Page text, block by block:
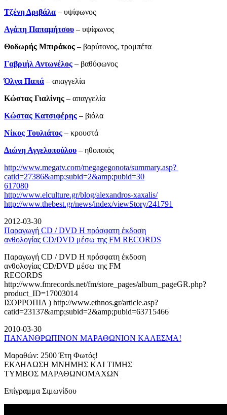
Τζένη Δριβάλα – υψίφωνος
Αγάπη Παπαμήτσου – υψίφωνος
Θοδωρής Μπιράκος – βαρύτονος, τρομπέτα
Γαβριήλ Αντωνέλος – βαθύφωνος
Όλγα Παπά – απαγγελία
Κώστας Γιαλίνης ­– απαγγελία
Κώστας Κατσιφέρης – βιόλα
Νίκος Τουλιάτος – κρουστά
Διώνη Αγγελοπούλου – ηθοποιός
http://www.megatv.com/megagegonota/summary.asp?
catid=27386&amp;subid=2&amp;pubid=30
617080
http://www.elculture.gr/blog/alexandros-xaxalis/
http://www.thebest.gr/news/index/viewStory/241791
2012-03-30
Παραγωγή CD / DVD Η πρόσφατη έκδοση
ανθολογίας CD/DVD μέσω της FM RECORDS
Παραγωγή CD / DVD Η πρόσφατη έκδοση
ανθολογίας CD/DVD μέσω της FM
RECORDS
http://www.fmrecords.net/fm/store_pages/album_pageGR.php?
product_ID=17003014
ΙΣΟΡΡΟΠΙΑ ) http://www.ethnos.gr/article.asp?
catid=23137&amp;subid=2&amp;pubid=63715466
2010-03-30
ΠΑΝΑΝΘΡΩΠΙΝΟΝ ΜΑΡΑΘΩΝΙΟΝ ΚΑΛΕΣΜΑ!
Μαραθών: 2500 Έτη Φωτός!
ΕΚΔΗΛΩΣΗ ΜΝΗΜΗΣ ΚΑΙ ΤΙΜΗΣ
ΤΥΜΒΟΣ ΜΑΡΑΘΩΝΟΜΑΧΩΝ
Επίγραμμα Σιμωνίδου